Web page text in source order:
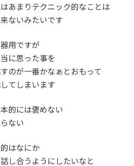
あまりテクニック的なことは
ないみたいです
用ですが
に思った事を
のが一番かなぁとおもって
てしまいます
的には褒めない
ない
はなにか
し合うようにしたいなと